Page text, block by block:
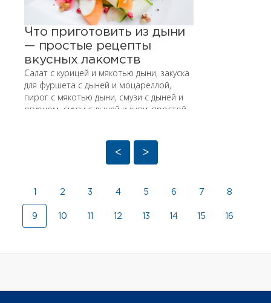
Что приготовить из дыни
— простые рецепты
вкусных лакомств
Салат с курицей и мякотью дыни, закуска
для фуршета с дыней и моцареллой,
пирог с мякотью дыни, смузи с дыней и
огурцом, смузи с дыней и киви, простой
< >
2 3 4 5 6 7 8
9 10 12 13 14 15 16